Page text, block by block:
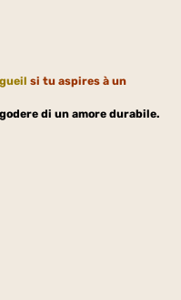
si tu aspires à un
di un amore durabile.